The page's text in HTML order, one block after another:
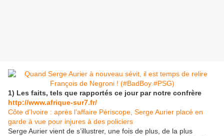
1) Les faits, tels que rapportés ce jour par notre confrère
http://www.afrique-sur7.fr/
Côte d’Ivoire : après l’affaire Périscope, Serge Aurier placé en
garde à vue pour injures à des policiers
Serge Aurier vient de s’illustrer, une fois de plus, de la plus